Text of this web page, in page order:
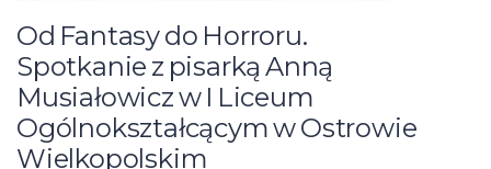
Od Fantasy do Horroru.
Spotkanie z pisarką Anną
Musiałowicz w I Liceum
Ogólnokształcącym w Ostrowie
Wielkopolskim